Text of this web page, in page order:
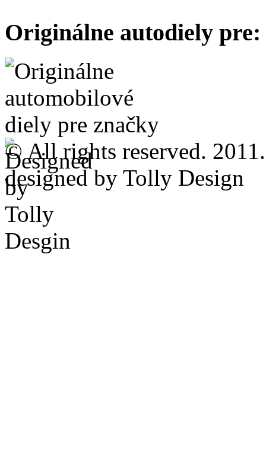
Originálne autodiely pre:
© All rights reserved. 2011.
designed by Tolly Design